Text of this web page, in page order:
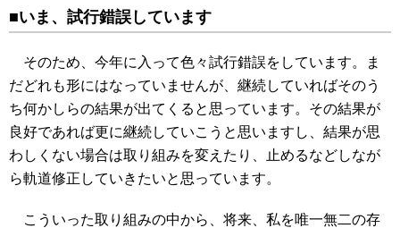
■いま、試行錯誤しています
そのため、今年に入って色々試行錯誤をしています。ま
だどれも形にはなっていませんが、継続していればそのう
ち何かしらの結果が出てくると思っています。その結果が
良好であれば更に継続していこうと思いますし、結果が思
わしくない場合は取り組みを変えたり、止めるなどしなが
ら軌道修正していきたいと思っています。
こういった取り組みの中から、将来、私を唯一無二の存